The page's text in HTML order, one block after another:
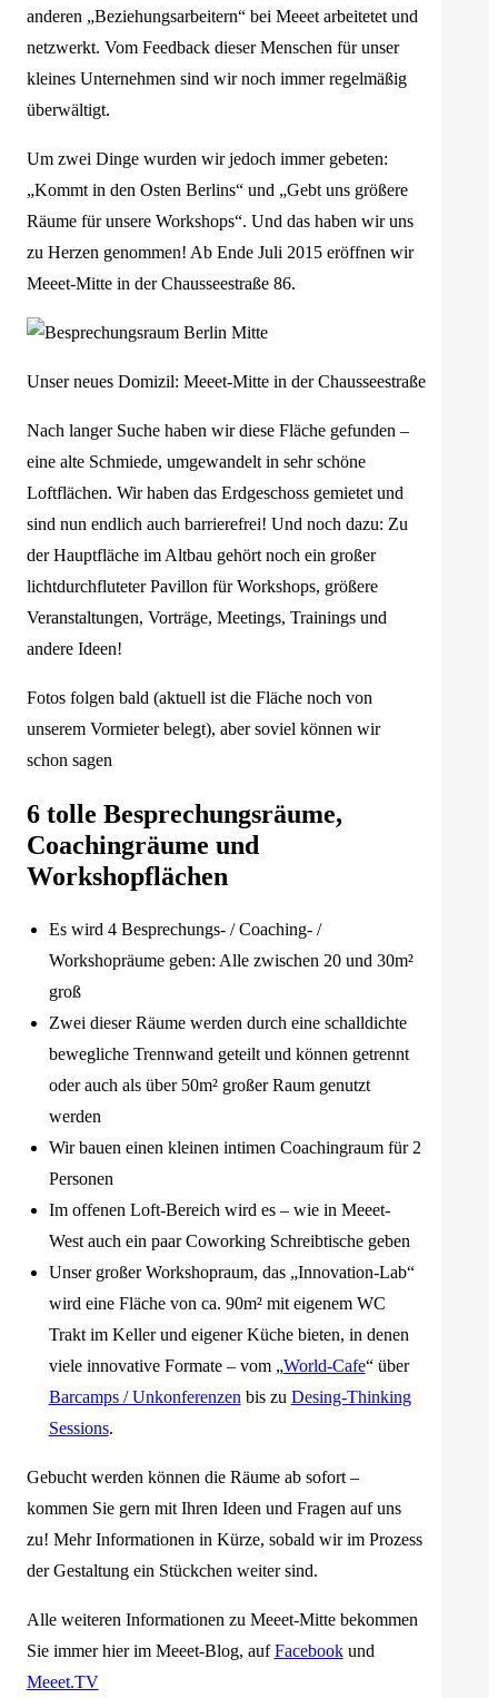
anderen „Beziehungsarbeitern“ bei Meeet arbeitetet und
netzwerkt. Vom Feedback dieser Menschen für unser
kleines Unternehmen sind wir noch immer regelmäßig
überwältigt.
Um zwei Dinge wurden wir jedoch immer gebeten:
„Kommt in den Osten Berlins“ und „Gebt uns größere
Räume für unsere Workshops“. Und das haben wir uns
zu Herzen genommen! Ab Ende Juli 2015 eröffnen wir
Meeet-Mitte in der Chausseestraße 86.
Unser neues Domizil: Meeet-Mitte in der Chausseestraße
Nach langer Suche haben wir diese Fläche gefunden –
eine alte Schmiede, umgewandelt in sehr schöne
Loftflächen. Wir haben das Erdgeschoss gemietet und
sind nun endlich auch barrierefrei! Und noch dazu: Zu
der Hauptfläche im Altbau gehört noch ein großer
lichtdurchfluteter Pavillon für Workshops, größere
Veranstaltungen, Vorträge, Meetings, Trainings und
andere Ideen!
Fotos folgen bald (aktuell ist die Fläche noch von
unserem Vormieter belegt), aber soviel können wir
schon sagen
6 tolle Besprechungsräume,
Coachingräume und
Workshopflächen
Es wird 4 Besprechungs- / Coaching- /
Workshopräume geben: Alle zwischen 20 und 30m²
groß
Zwei dieser Räume werden durch eine schalldichte
bewegliche Trennwand geteilt und können getrennt
oder auch als über 50m² großer Raum genutzt
werden
Wir bauen einen kleinen intimen Coachingraum für 2
Personen
Im offenen Loft-Bereich wird es – wie in Meeet-
West auch ein paar Coworking Schreibtische geben
Unser großer Workshopraum, das „Innovation-Lab“
wird eine Fläche von ca. 90m² mit eigenem WC
Trakt im Keller und eigener Küche bieten, in denen
viele innovative Formate – vom „World-Cafe“ über
Barcamps / Unkonferenzen bis zu Desing-Thinking
Sessions.
Gebucht werden können die Räume ab sofort –
kommen Sie gern mit Ihren Ideen und Fragen auf uns
zu! Mehr Informationen in Kürze, sobald wir im Prozess
der Gestaltung ein Stückchen weiter sind.
Alle weiteren Informationen zu Meeet-Mitte bekommen
Sie immer hier im Meeet-Blog, aufFacebookund
Meeet.TV